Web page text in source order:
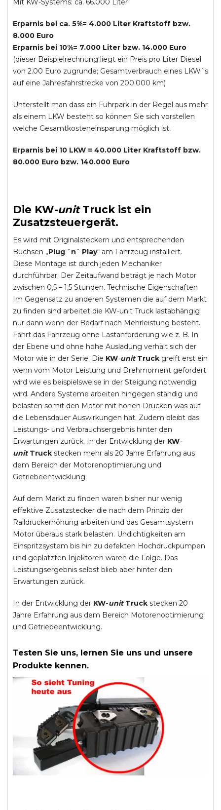
Mit KW-Systems: ca. 66.000 Liter
Erparnis bei ca. 5%= 4.000 Liter Kraftstoff bzw.
8.000 Euro
Erparnis bei 10%= 7.000 Liter bzw. 14.000 Euro
(dieser Beispielrechnung liegt ein Preis pro Liter Diesel
von 2.00 Euro zugrunde; Gesamtverbrauch eines LKW`s
auf eine Jahresfahrstrecke von 200.000 km)
Unterstellt man dass ein Fuhrpark in der Regel aus mehr
als einem LKW besteht so können Sie sich vorstellen
welche Gesamtkosteneinsparung möglich ist.
Erparnis bei 10 LKW = 40.000 Liter Kraftstoff bzw.
80.000 Euro bzw. 140.000 Euro
Die KW-unit Truckist ein
Zusatzsteuergerät.
Es wird mit Originalsteckern und entsprechenden
Buchsen „Plug `n´ Play“ am Fahrzeug installiert.
Diese Montage ist durch jeden Mechaniker
durchführbar. Der Zeitaufwand beträgt je nach Motor
zwischen 0,5 – 1,5 Stunden. Technische Eigenschaften
Im Gegensatz zu anderen Systemen die auf dem Markt
zu finden sind arbeitet die KW-unit Truck lastabhängig
nur dann wenn der Bedarf nach Mehrleistung besteht.
Fährt das Fahrzeug ohne Lastanforderung wie z. B. In
der Ebene und ohne hohe Ausladung verhält sich der
Motor wie in der Serie. Die KW-unit Truck greift erst ein
wenn vom Motor Leistung und Drehmoment gefordert
wird wie es beispielsweise in der Steigung notwendig
wird. Andere Systeme arbeiten hingegen ständig und
belasten somit den Motor mit hohen Drücken was auf
die Lebensdauer Auswirkungen hat. Zudem bleibt das
Leistungs- und Verbrauchsergebnis hinter den
Erwartungen zurück. In der Entwicklung der KW-
unit Truck stecken mehr als 20 Jahre Erfahrung aus
dem Bereich der Motorenoptimierung und
Getriebeentwicklung.
Auf dem Markt zu finden waren bisher nur wenig
effektive Zusatzstecker die nach dem Prinzip der
Raildruckerhöhung arbeiten und das Gesamtsystem
Motor überaus stark belasten. Undichtigkeiten am
Einspritzsystem bis hin zu defekten Hochdruckpumpen
und geplatzten Injektoren waren die Folge. Das
Leistungsergebnis selbst blieb aber hinter den
Erwartungen zurück.
In der Entwicklung der KW-unitTruck stecken 20
Jahre Erfahrung aus dem Bereich Motorenoptimierung
und Getriebeentwicklung.
Testen Sie uns, lernen Sie uns und unsere
Produkte kennen.